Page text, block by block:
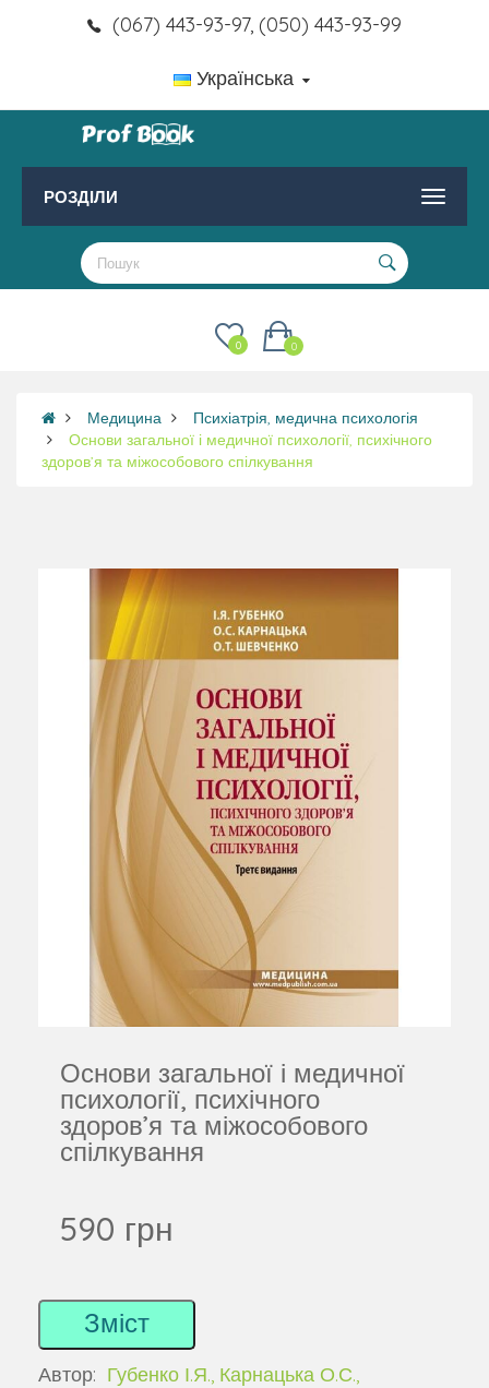
(067) 443-93-97, (050) 443-93-99
Українська
РОЗДІЛИ
0
0
Медицина
Психіатрія, медична психологія
Основи загальної і медичної психології, психічного
здоров’я та міжособового спілкування
Основи загальної і медичної
психології, психічного
здоров’я та міжособового
спілкування
590 грн
Зміст
Автор: Губенко І.Я., Карнацька О.С.,